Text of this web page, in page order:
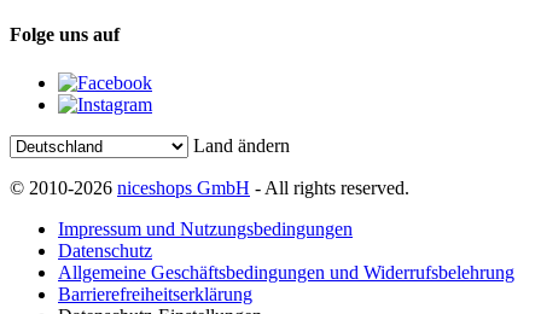
Folge uns auf
Land ändern
© 2010-2026 niceshops GmbH - All rights reserved.
Impressum und Nutzungsbedingungen
Datenschutz
Allgemeine Geschäftsbedingungen und Widerrufsbelehrung
Barrierefreiheitserklärung